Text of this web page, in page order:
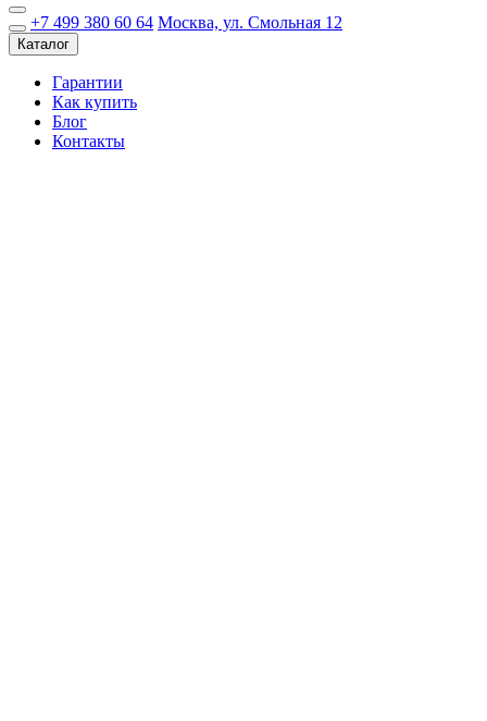
+7 499 380 60 64 Москва, ул. Смольная 12
Каталог
Гарантии
Как купить
Блог
Контакты